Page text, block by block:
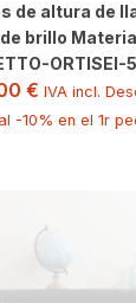
de altura de
brillo
ORTISEI-
€ IVA incl.
-10% en el 1r